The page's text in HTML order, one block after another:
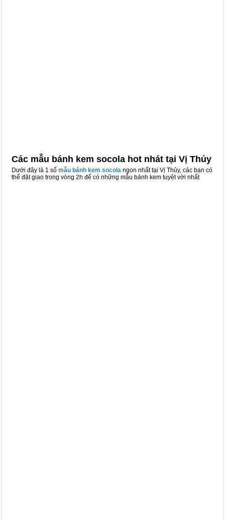
Các mẫu bánh kem socola hot nhát tại Vị Thủy
Dưới đây là 1 số mẫu bánh kem socola ngon nhất tại Vị Thủy, các bạn có
thể đặt giao trong vòng 2h để có những mẫu bánh kem tuyệt vời nhất